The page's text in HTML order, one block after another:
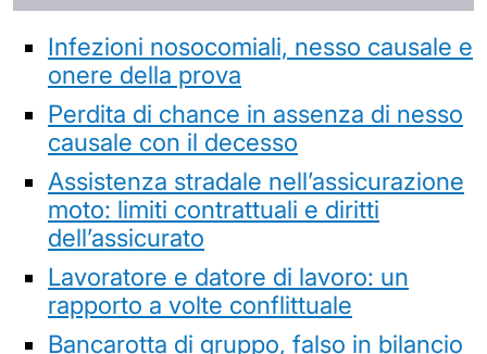
Infezioni nosocomiali, nesso causale e
onere della prova
Perdita di chance in assenza di nesso
causale con il decesso
Assistenza stradale nell’assicurazione
moto: limiti contrattuali e diritti
dell’assicurato
Lavoratore e datore di lavoro: un
rapporto a volte conflittuale
Bancarotta di gruppo, falso in bilancio